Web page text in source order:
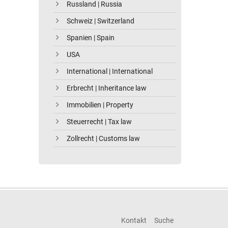
Russland | Russia
Schweiz | Switzerland
Spanien | Spain
USA
International | International
Erbrecht | Inheritance law
Immobilien | Property
Steuerrecht | Tax law
Zollrecht | Customs law
Kontakt Suche